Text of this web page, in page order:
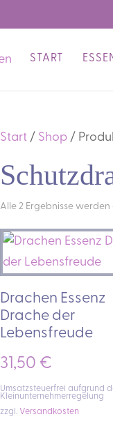
START
Start/ Shop/
Alle 2 Ergebnisse
Drachen Essenz
Drache der
Lebensfreude
31,50 €
Umsatzsteuerfrei aufgrund
Kleinunternehmerregelung
zzgl. Versandkosten